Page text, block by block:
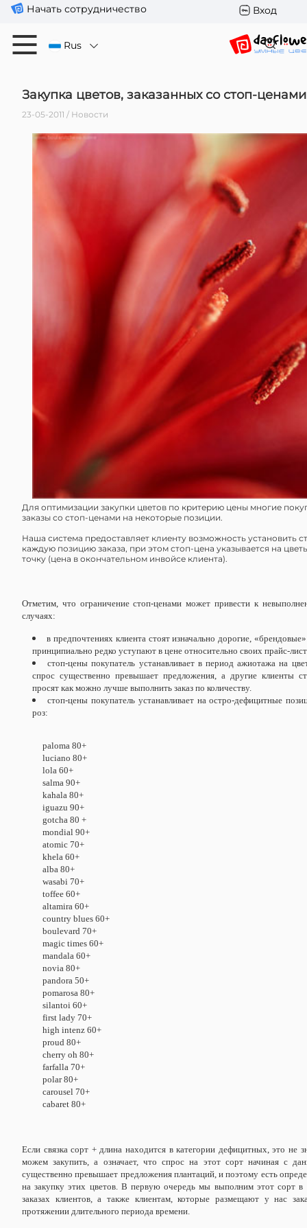
Начать сотрудничество Вход
Rus
Закупка цветов, заказанных со стоп-
23-05-2011 / Новости
Для оптимизации закупки цветов по критерию цены многие
заказы со стоп-ценами на некоторые позиции.
Наша система предоставляет клиенту возможность установить
каждую позицию заказа, при этом стоп-цена указывается на
точку (цена в окончательном инвойсе клиента).
Отметим, что ограничение стоп-ценами может привести к
случаях:
в предпочтениях клиента стоят изначально дорогие,
принципиально редко уступают в цене относительно своих прайс-
стоп-цены покупатель устанавливает в период ажиотажа на
спрос существенно превышает предложения, а другие клиенты
просят как можно лучше выполнить заказ по количеству.
стоп-цены покупатель устанавливает на остро-дефицитные
роз:
paloma 80+
luciano 80+
lola 60+
salma 90+
kahala 80+
iguazu 90+
gotcha 80 +
mondial 90+
atomic 70+
khela 60+
alba 80+
wasabi 70+
toffee 60+
altamira 60+
country blues 60+
boulevard 70+
magic times 60+
mandala 60+
novia 80+
pandora 50+
pomarosa 80+
silantoi 60+
first lady 70+
high intenz 60+
proud 80+
cherry oh 80+
farfalla 70+
polar 80+
carousel 70+
cabaret 80+
Если связка сорт + длина находится в категории дефицитных, это не
можем закупить, а означает, что спрос на этот сорт начиная с
существенно превышает предложения плантаций, и поэтому есть
на закупку этих цветов. В первую очередь мы выполним этот сорт
заказах клиентов, а также клиентам, которые размещают у нас
протяжении длительного периода времени.